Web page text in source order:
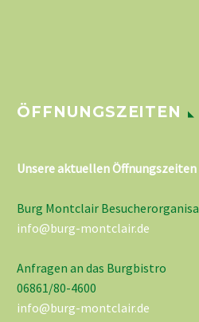
ÖFFNUNGSZEITEN
Unsere aktuellen
Burg Montclair
info@burg-montclair.de
Anfragen an das Burgbistro
06861/80-4600
info@burg-montclair.de